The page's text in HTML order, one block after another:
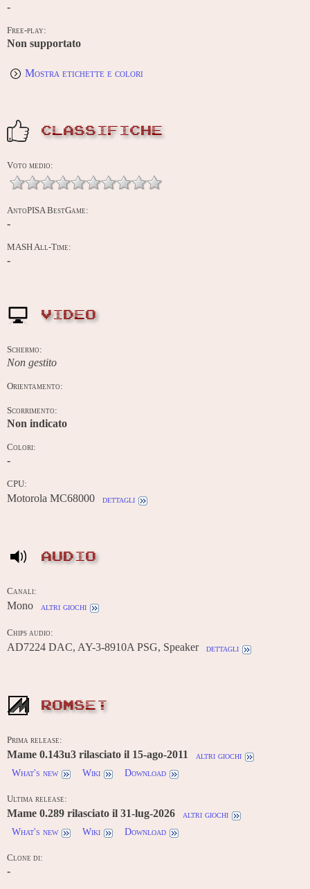
-
Free-play:
Non supportato
Mostra etichette e colori
CLASSIFICHE
Voto medio:
AntoPISA BestGame:
-
MASH All-Time:
-
VIDEO
Schermo:
Non gestito
Orientamento:
Scorrimento:
Non indicato
Colori:
-
CPU:
Motorola MC68000 dettagli
AUDIO
Canali:
Mono altri giochi
Chips audio:
AD7224 DAC, AY-3-8910A PSG, Speaker dettagli
ROMSET
Prima release:
Mame 0.143u3 rilasciato il 15-ago-2011
altri giochi
What's new
Wiki Download
Ultima release:
Mame 0.289 rilasciato il 31-lug-2026
altri giochi
What's new
Wiki Download
Clone di:
-